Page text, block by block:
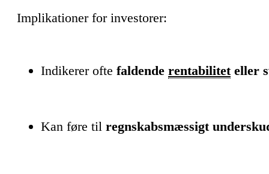
Implikationer for investorer:
Indikerer ofte faldende rentabiliteteller
Kan føre til regnskabsmæssigt